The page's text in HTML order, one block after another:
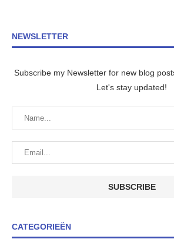
NEWSLETTER
Subscribe my Newsletter for new blog
Let's stay updated!
CATEGORIEËN